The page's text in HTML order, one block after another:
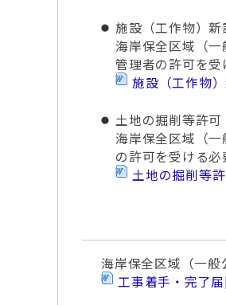
施設（工作物）
海岸保全区域（
管理者の許可を受
施設（工作物
土地の掘削等許可
海岸保全区域（
の許可を受ける必
土地の掘削等
海岸保全区域（一般
工事着手・完了届